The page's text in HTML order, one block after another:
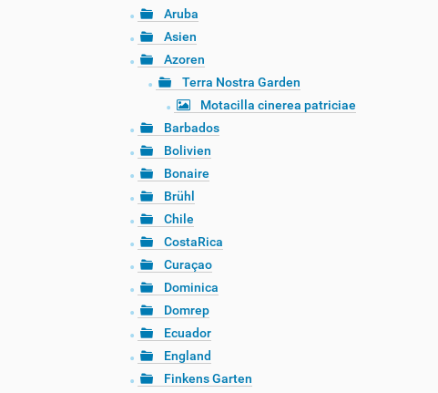
Aruba
Asien
Azoren
Terra Nostra Garden
Motacilla cinerea patriciae
Barbados
Bolivien
Bonaire
Brühl
Chile
CostaRica
Curaçao
Dominica
Domrep
Ecuador
England
Finkens Garten